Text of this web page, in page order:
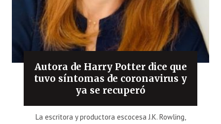
Autora de Harry Potter dice que
tuvo síntomas de coronavirus y
ya se recuperó
La escritora y productora escocesa J.K. Rowling,